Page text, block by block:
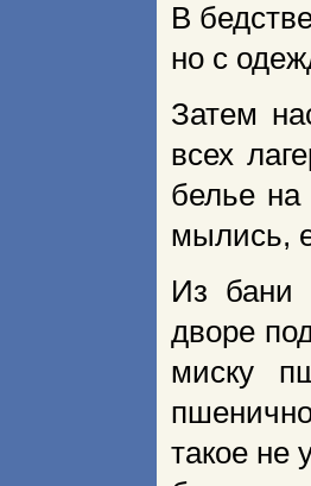
В
но с
Затем
всех
белье на
мылись,
Из бани
дворе
миску
такое не